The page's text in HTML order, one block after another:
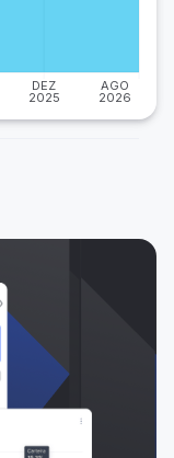
DEZ
2025
AGO
2026